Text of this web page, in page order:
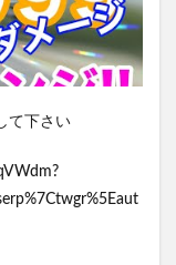
て下さい